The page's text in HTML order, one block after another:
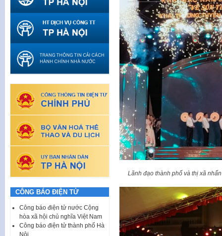
Lãnh đạo thành phố và thị xã
CÔNG BÁO ĐIỆN TỬ
Công báo điện tử nước Cộng
hòa xã hội chủ nghĩa Việt Nam
Công báo điện tử thành phố Hà
Nội